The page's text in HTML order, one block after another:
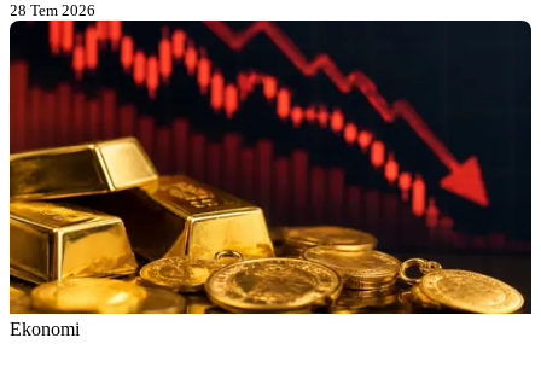
28 Tem 2026
Ekonomi